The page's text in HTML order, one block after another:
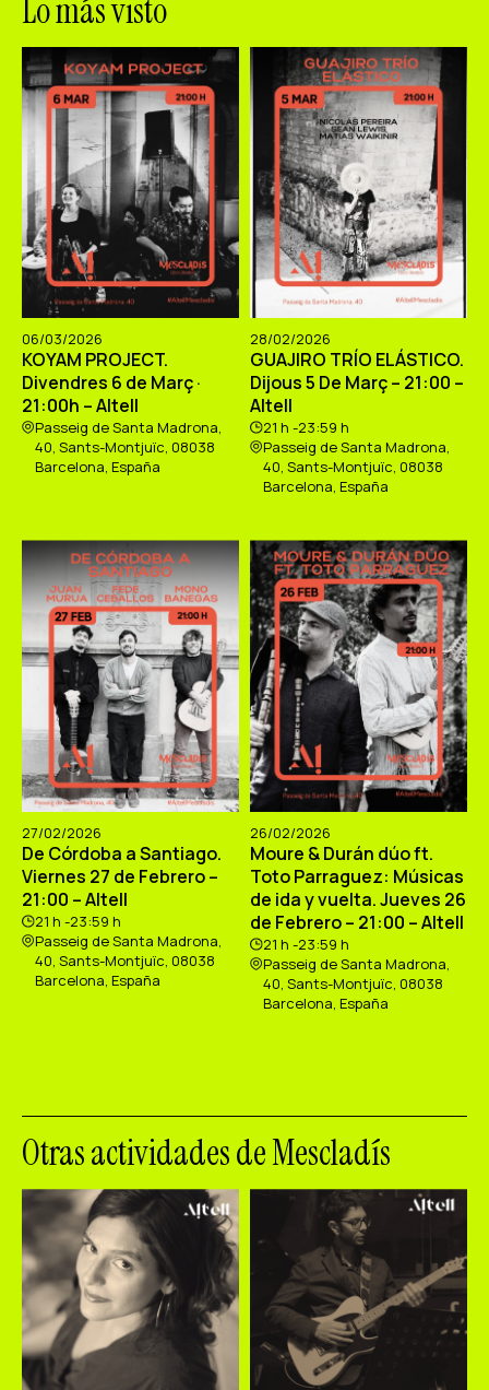
Lo más visto
06/03/2026
KOYAM PROJECT.
Divendres 6 de Març ·
21:00h – Altell
Passeig de Santa Madrona,
40, Sants-Montjuïc, 08038
Barcelona, España
28/02/2026
GUAJIRO TRÍO ELÁSTICO.
Dijous 5 De Març – 21:00 –
Altell
21 h -23:59 h
Passeig de Santa Madrona,
40, Sants-Montjuïc, 08038
Barcelona, España
27/02/2026
De Córdoba a Santiago.
Viernes 27 de Febrero –
21:00 – Altell
21 h -23:59 h
Passeig de Santa Madrona,
40, Sants-Montjuïc, 08038
Barcelona, España
26/02/2026
Moure & Durán dúo ft.
Toto Parraguez: Músicas
de ida y vuelta. Jueves 26
de Febrero – 21:00 – Altell
21 h -23:59 h
Passeig de Santa Madrona,
40, Sants-Montjuïc, 08038
Barcelona, España
Otras actividades de Mescladís